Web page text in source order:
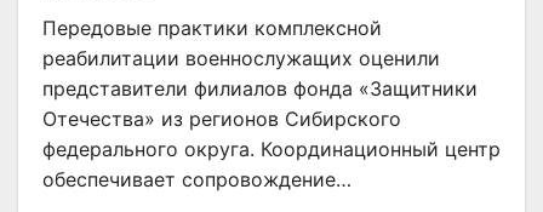
Передовые практики комплексной
реабилитации военнослужащих оценили
представители филиалов фонда «Защитники
Отечества» из регионов Сибирского
федерального округа. Координационный центр
обеспечивает сопровождение…